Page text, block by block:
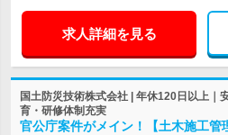
求人詳細を見る
国土防災技術株式会社 | 年休120日以上｜
育・研修体制充実
官公庁案件がメイン！【土木施工